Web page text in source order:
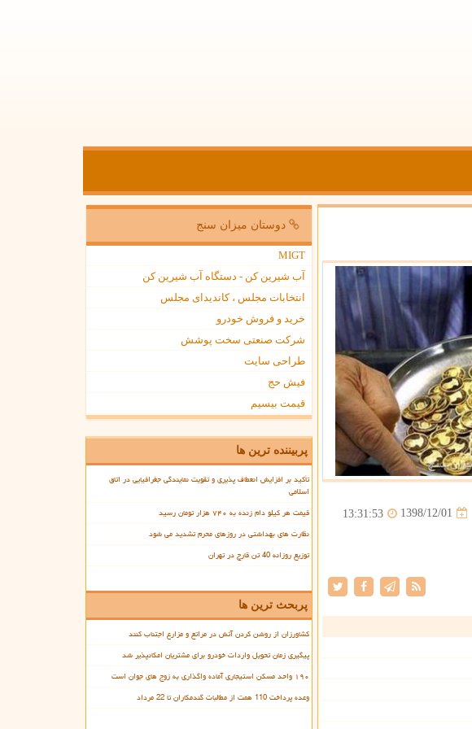
1398/12/01
13:31:53
دوستان میزان سنج
MIGT
آب شیرین کن - دستگاه آب شیرین کن
انتخابات مجلس ، کاندیدای مجلس
خرید و فروش خودرو
شرکت صنعتی سخت پوشش
طراحی سایت
فیش حج
قیمت بیسیم
پربیننده ترین ها
تأکید بر افزایش انعطاف پذیری و تقویت نمایندگی جغرافیایی در اتاق
اسلامی
قیمت هر کیلو دام زنده به ۷۴۰ هزار تومان رسید
نظارت های بهداشتی در روزهای محرم تشدید می شود
توزیع روزانه 40 تن قارچ در تهران
پربحث ترین ها
کشاورزان از روشن کردن آتش در مراتع و مزارع اجتناب کنند
پیگیری زمان تحویل واردات خودرو برای مشتریان امکانپذیر شد
۱۹۰ واحد مسکن استیجاری آماده واگذاری به زوج های جوان است
وعده پرداخت 110 همت از مطالبات گندمکاران تا 22 مرداد